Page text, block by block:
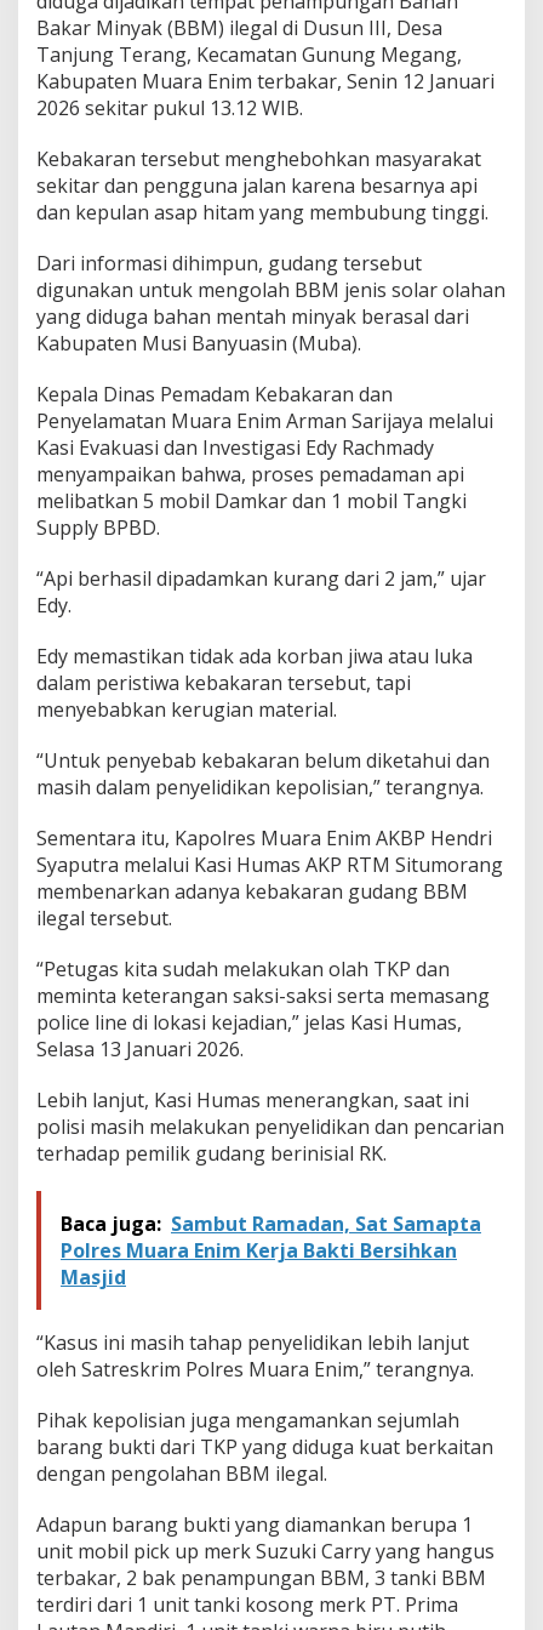
k
a
r
,
P
l
i
s
i
m
a
n
k
a
R
i
b
u
a
n
t
e
o
l
a
r
l
a
a
Bakar Minyak (BBM) ilegal di Dusun III, Desa
Tanjung Terang, Kecamatan Gunung Megang,
Kabupaten Muara Enim terbakar, Senin 12 Januari
2026 sekitar pukul 13.12 WIB.
Kebakaran tersebut menghebohkan masyarakat
sekitar dan pengguna jalan karena besarnya api
dan kepulan asap hitam yang membubung tinggi.
Dari informasi dihimpun, gudang tersebut
digunakan untuk mengolah BBM jenis solar olahan
yang diduga bahan mentah minyak berasal dari
Kabupaten Musi Banyuasin (Muba).
Kepala Dinas Pemadam Kebakaran dan
Penyelamatan Muara Enim Arman Sarijaya melalui
Kasi Evakuasi dan Investigasi Edy Rachmady
menyampaikan bahwa, proses pemadaman api
melibatkan 5 mobil Damkar dan 1 mobil Tangki
Supply BPBD.
“Api berhasil dipadamkan kurang dari 2 jam,” ujar
Edy.
Edy memastikan tidak ada korban jiwa atau luka
dalam peristiwa kebakaran tersebut, tapi
menyebabkan kerugian material.
“Untuk penyebab kebakaran belum diketahui dan
masih dalam penyelidikan kepolisian,” terangnya.
Sementara itu, Kapolres Muara Enim AKBP Hendri
Syaputra melalui Kasi Humas AKP RTM Situmorang
membenarkan adanya kebakaran gudang BBM
ilegal tersebut.
“Petugas kita sudah melakukan olah TKP dan
meminta keterangan saksi-saksi serta memasang
police line di lokasi kejadian,” jelas Kasi Humas,
Selasa 13 Januari 2026.
Lebih lanjut, Kasi Humas menerangkan, saat ini
polisi masih melakukan penyelidikan dan pencarian
terhadap pemilik gudang berinisial RK.
Baca juga: Sambut Ramadan, Sat Samapta
Polres Muara Enim Kerja Bakti Bersihkan
Masjid
“Kasus ini masih tahap penyelidikan lebih lanjut
oleh Satreskrim Polres Muara Enim,” terangnya.
Pihak kepolisian juga mengamankan sejumlah
barang bukti dari TKP yang diduga kuat berkaitan
dengan pengolahan BBM ilegal.
Adapun barang bukti yang diamankan berupa 1
unit mobil pick up merk Suzuki Carry yang hangus
terbakar, 2 bak penampungan BBM, 3 tanki BBM
terdiri dari 1 unit tanki kosong merk PT. Prima